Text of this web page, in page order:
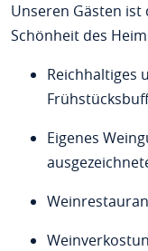
Unseren Gästen
Schönheit des
Reichhaltiges
Eigenes